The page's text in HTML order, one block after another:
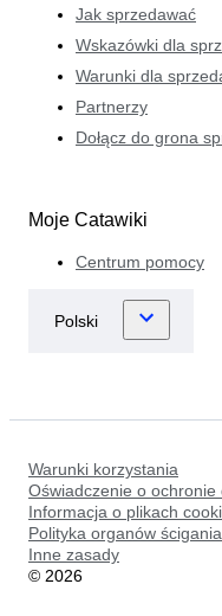
Jak sprzedawać
Wskazówki dla
Warunki dla
Partnerzy
Dołącz do grona
Moje Catawiki
Centrum pomocy
Warunki korzystania
Oświadczenie o
Informacja o plikach
Polityka organów
Inne zasady
© 2026